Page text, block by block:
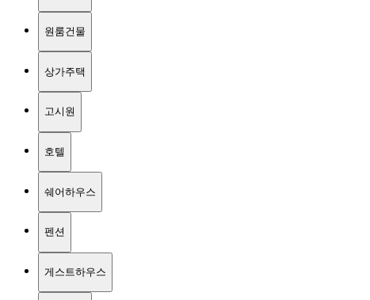
원룸건물
상가주택
고시원
호텔
쉐어하우스
펜션
게스트하우스